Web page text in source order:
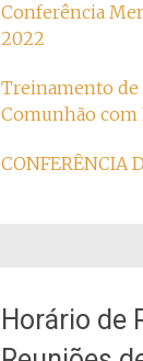
Conferência
2022
Treinamento de
Comunhão com
CONFERÊNCIA
Horário de